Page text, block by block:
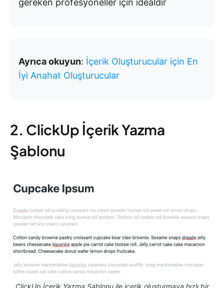
gereken profesyoneller için idealdir
Ayrıca okuyun: İçerik Oluşturucular için En
İyi Anahat Oluşturucular
2. ClickUp İçerik Yazma
Şablonu
ClickUp İçerik Yazma Şablonu ile içerik oluşturmaya hızlı bir